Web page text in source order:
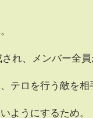
れ、メンバー全
テロを行う敵を相
ようにするため。